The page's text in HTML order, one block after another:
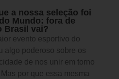
a nossa seleção foi
Mundo: fora de
Brasil vai?
evento esportivo do
algo poderoso sobre os
de nos unir em torno
por que essa mesma